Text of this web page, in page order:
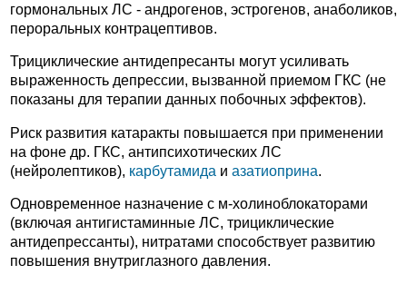
гормональных ЛС - андрогенов, эстрогенов, анаболиков,
пероральных контрацептивов.
Трициклические антидепресанты могут усиливать
выраженность депрессии, вызванной приемом ГКС (не
показаны для терапии данных побочных эффектов).
Риск развития катаракты повышается при применении
на фоне др. ГКС, антипсихотических ЛС
(нейролептиков), карбутамида и азатиоприна.
Одновременное назначение с м-холиноблокаторами
(включая антигистаминные ЛС, трициклические
антидепрессанты), нитратами способствует развитию
повышения внутриглазного давления.